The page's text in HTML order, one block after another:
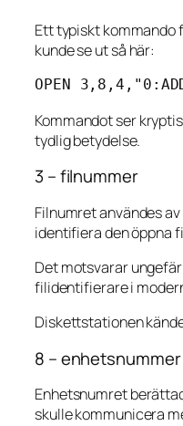
Ett typiskt kommando
kunde se ut så här:
OPEN
Kommandot ser
tydlig betydelse.
3 – filnummer
Filnumret användes
identifiera den öppna
Det motsvarar
filidentifierare i
Diskettstationen
8 – enhetsnummer
Enhetsnumret
skulle kommunicera